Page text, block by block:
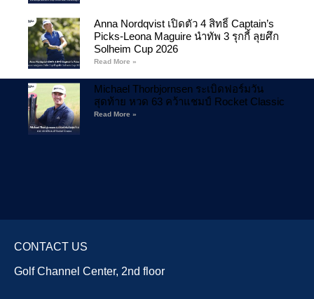
Anna Nordqvist เปิดตัว 4 สิทธิ์ Captain’s
Picks-Leona Maguire นำทัพ 3 รุกกี้ ลุยศึก
Solheim Cup 2026
Read More »
Michael Thorbjornsen ระเบิดฟอร์มวัน
สุดท้าย หวด 63 คว้าแชมป์ Rocket Classic
Read More »
CONTACT US
Golf Channel Center, 2nd floor